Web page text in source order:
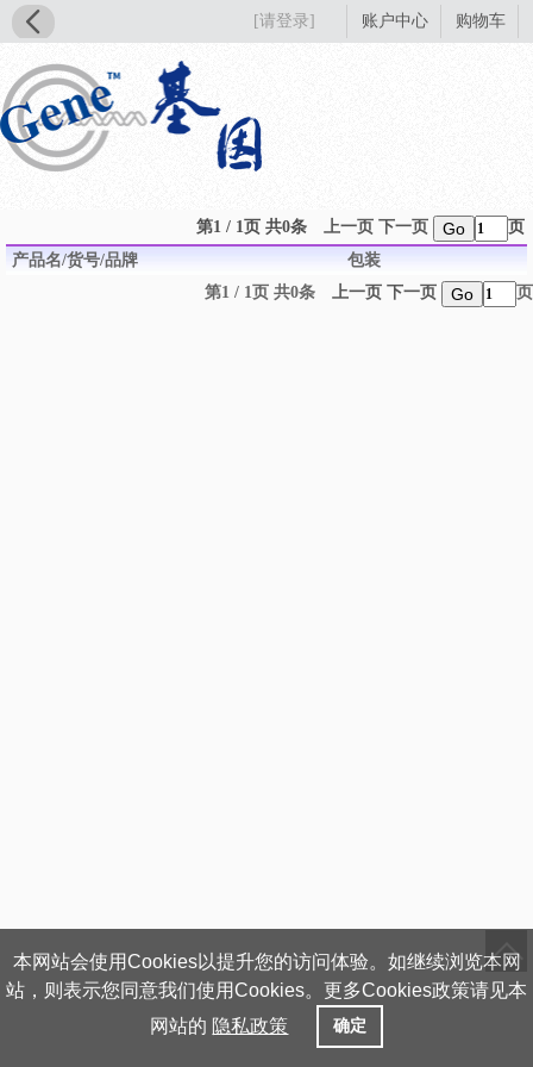
[请登录] 账户中心 购物车
第1 / 1页 共0条 上一页 下一页 Go
页
产品名/货号/品牌
包装
第1 / 1页 共0条
上一页 下一页 Go 页
本网站会使用Cookies以提升您的访问体验。如继续浏览本网
站，则表示您同意我们使用Cookies。更多Cookies政策请见本
网站的 隐私政策 确定